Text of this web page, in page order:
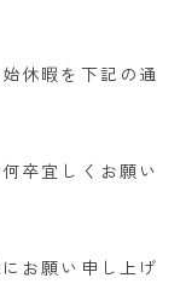
休暇を下記の通
卒宜しくお願い
お願い申し上げ